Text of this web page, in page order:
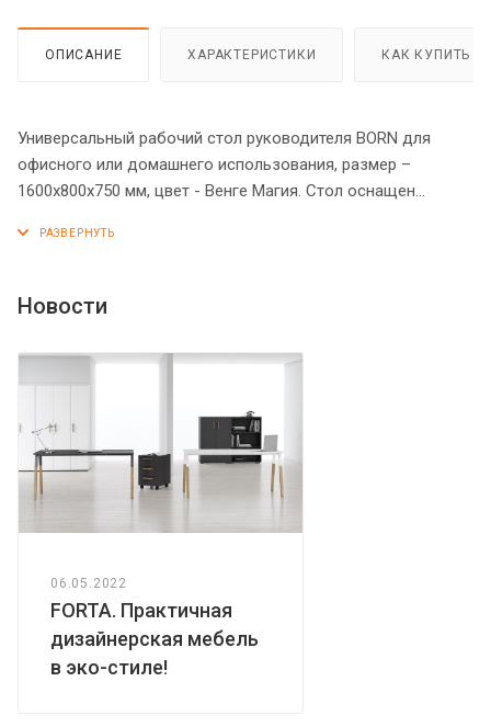
ОПИСАНИЕ ХАРАКТЕРИСТИКИ КАК КУПИТЬ
Универсальный рабочий стол руководителя BORN для
офисного или домашнего использования, размер –
1600х800х750 мм, цвет - Венге Магия. Стол оснащен
и фронтальной панелью, в которых имеются трубчатые
Солидной толщины столешница 38 мм имеет плавные
опоры обеспечат столу устойчивость на неровном полу.
Новости
06.05.2022
FORTA. Практичная
дизайнерская мебель
в эко-стиле!